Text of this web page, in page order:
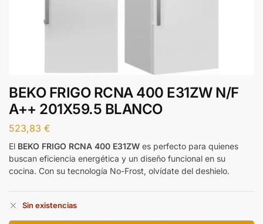
BEKO FRIGO RCNA 400 E31ZW N/F
A++ 201X59.5 BLANCO
523,83 €
El BEKO FRIGO RCNA 400 E31ZW es perfecto para quienes
buscan eficiencia energética y un diseño funcional en su
cocina. Con su tecnología No-Frost, olvídate del deshielo.
Sin existencias